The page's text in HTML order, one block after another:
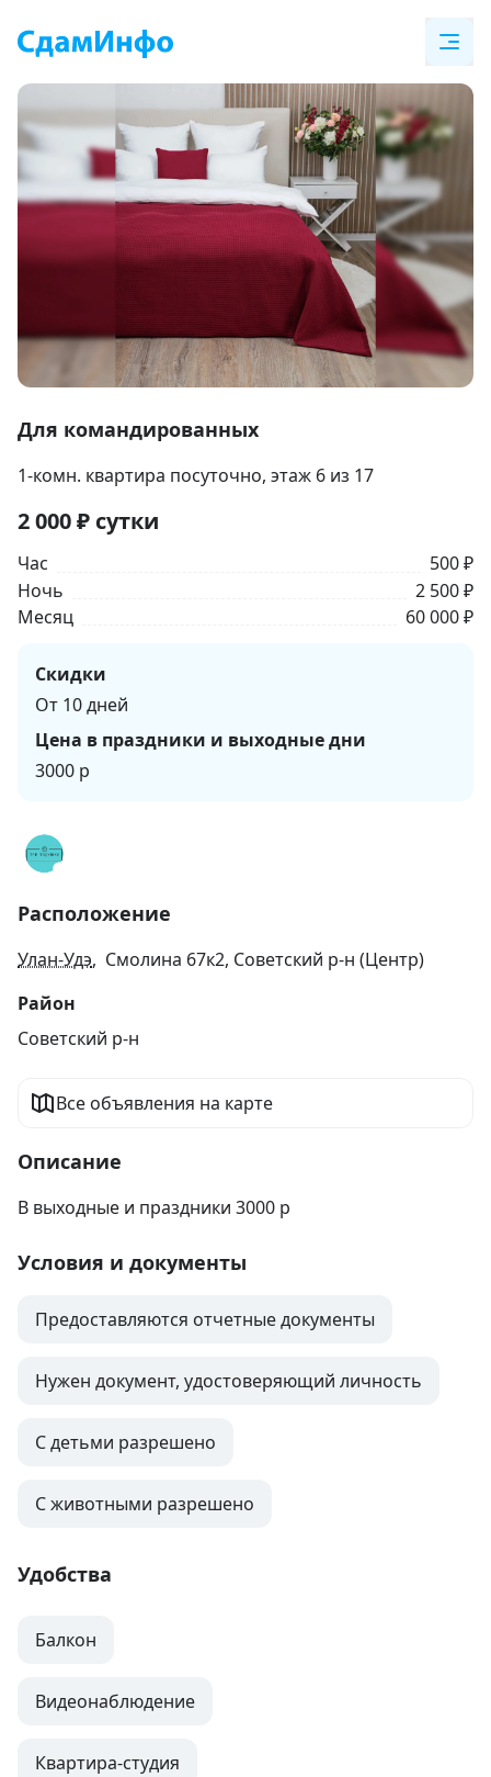
1
10
Для командированных
1-комн. квартира посуточно, этаж 6 из 17
2 000₽ сутки
Час
500 ₽
Ночь
2 500 ₽
Месяц
60 000 ₽
Скидки
От 10 дней
Цена в праздники и выходные дни
3000 р
Расположение
Улан-Удэ, Смолина 67к2, Советский р-н (Центр)
Район
Советский р-н
Все объявления на карте
Описание
В выходные и праздники 3000 р
Условия и документы
Предоставляются отчетные документы
Нужен документ, удостоверяющий личность
С детьми разрешено
С животными разрешено
Удобства
Балкон
Видеонаблюдение
Квартира-студия